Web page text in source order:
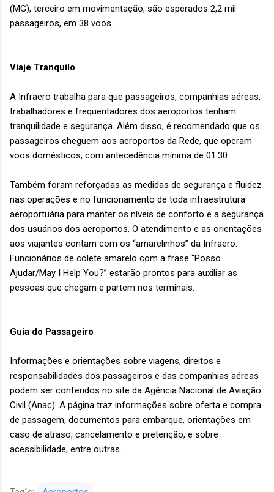
(MG), terceiro em movimentação, são esperados 2,2 mil
passageiros, em 38 voos.
Viaje Tranquilo
A Infraero trabalha para que passageiros, companhias aéreas,
trabalhadores e frequentadores dos aeroportos tenham
tranquilidade e segurança. Além disso, é recomendado que os
passageiros cheguem aos aeroportos da Rede, que operam
voos domésticos, com antecedência mínima de 01:30.
Também foram reforçadas as medidas de segurança e fluidez
nas operações e no funcionamento de toda infraestrutura
aeroportuária para manter os níveis de conforto e a segurança
dos usuários dos aeroportos. O atendimento e as orientações
aos viajantes contam com os “amarelinhos” da Infraero.
Funcionários de colete amarelo com a frase “Posso
Ajudar/May I Help You?” estarão prontos para auxiliar as
pessoas que chegam e partem nos terminais.
Guia do Passageiro
Informações e orientações sobre viagens, direitos e
responsabilidades dos passageiros e das companhias aéreas
podem ser conferidos no site da Agência Nacional de Aviação
Civil (Anac). A página traz informações sobre oferta e compra
de passagem, documentos para embarque, orientações em
caso de atraso, cancelamento e preterição, e sobre
acessibilidade, entre outras.